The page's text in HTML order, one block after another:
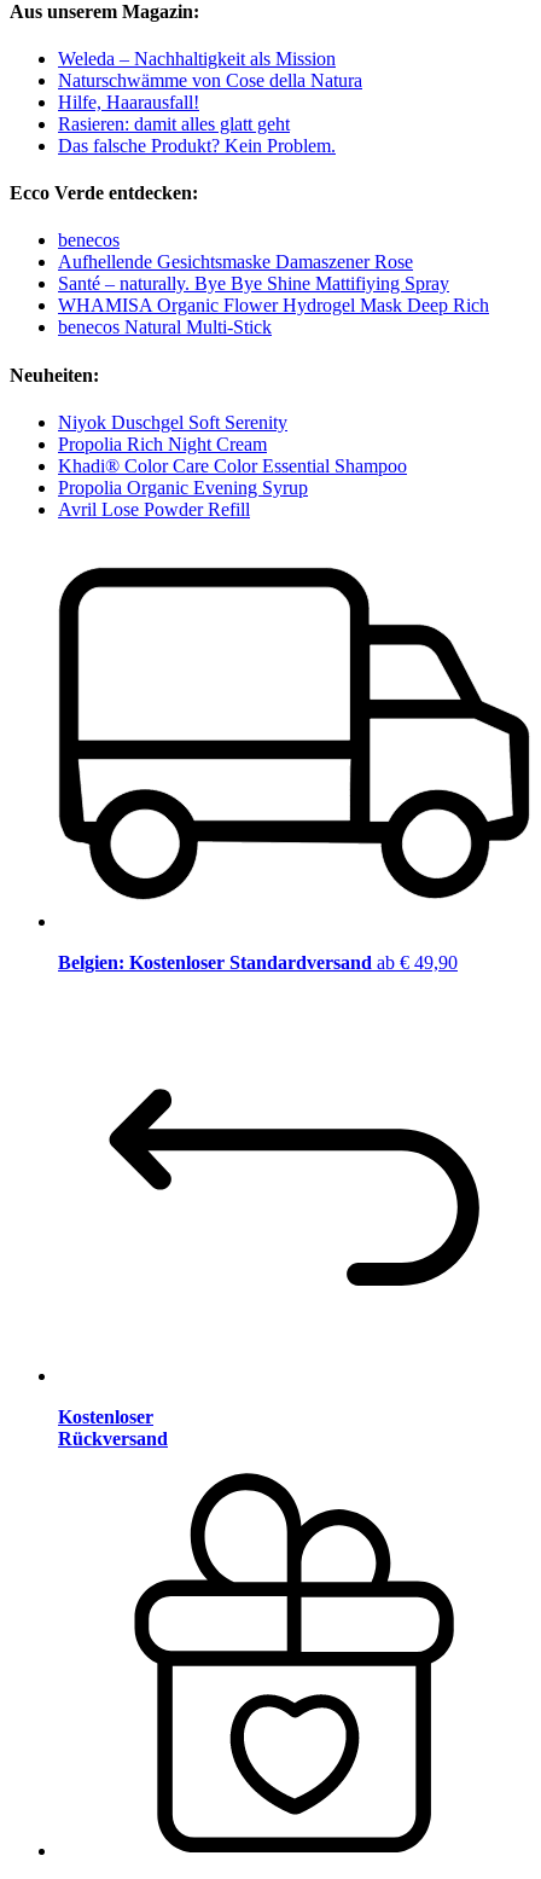
Aus unserem Magazin:
Weleda – Nachhaltigkeit als Mission
Naturschwämme von Cose della Natura
Hilfe, Haarausfall!
Rasieren: damit alles glatt geht
Das falsche Produkt? Kein Problem.
Ecco Verde entdecken:
benecos
Aufhellende Gesichtsmaske Damaszener Rose
Santé – naturally. Bye Bye Shine Mattifiying Spray
WHAMISA Organic Flower Hydrogel Mask Deep Rich
benecos Natural Multi-Stick
Neuheiten:
Niyok Duschgel Soft Serenity
Propolia Rich Night Cream
Khadi® Color Care Color Essential Shampoo
Propolia Organic Evening Syrup
Avril Lose Powder Refill
Belgien: Kostenloser Standardversand ab € 49,90
Kostenloser
Rückversand